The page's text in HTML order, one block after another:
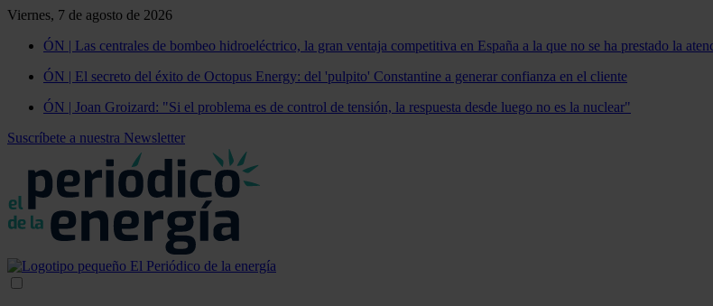
Viernes, 7 de agosto de 2026
ÓN | Las centrales de bombeo hidroeléctrico, la gran ventaja competitiva en España a la que no se ha prestado la
ÓN | El secreto del éxito de Octopus Energy: del 'pulpito' Constantine a generar confianza en el cliente
ÓN | Joan Groizard: "Si el problema es de control de tensión, la respuesta desde luego no es la nuclear"
Suscríbete a nuestra Newsletter